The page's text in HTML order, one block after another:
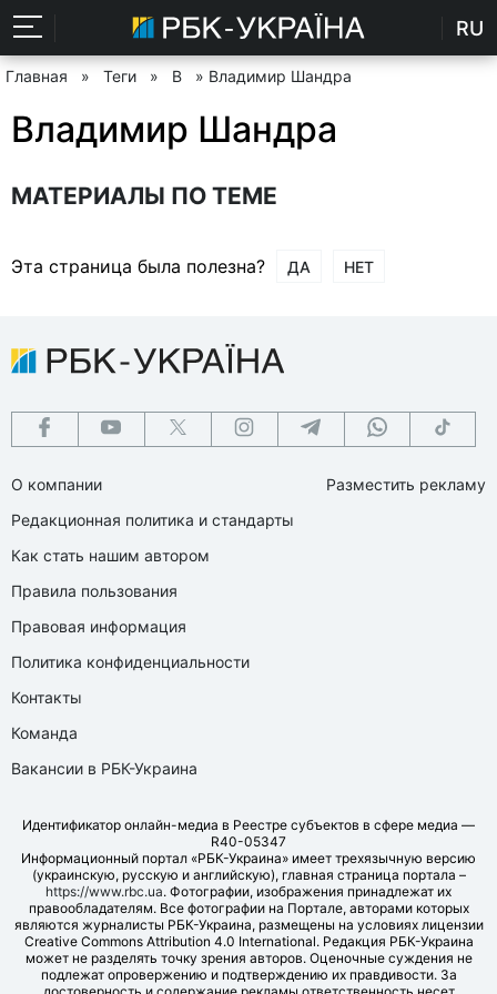
RU
Главная » Теги » В » Владимир Шандра
Владимир Шандра
МАТЕРИАЛЫ ПО ТЕМЕ
Эта страница была полезна? ДА НЕТ
О компании
Редакционная политика и стандарты
Как стать нашим автором
Правила пользования
Правовая информация
Политика конфиденциальности
Контакты
Команда
Вакансии в РБК-Украина
Разместить рекламу
Идентификатор онлайн-медиа в Реестре субъектов в сфере медиа —
R40-05347
Информационный портал «РБК-Украина» имеет трехязычную версию
(украинскую, русскую и английскую), главная страница портала –
https://www.rbc.ua. Фотографии, изображения принадлежат их
правообладателям. Все фотографии на Портале, авторами которых
являются журналисты РБК-Украина, размещены на условиях лицензии
Creative Commons Attribution 4.0 International. Редакция РБК-Украина
может не разделять точку зрения авторов. Оценочные суждения не
подлежат опровержению и подтверждению их правдивости. За